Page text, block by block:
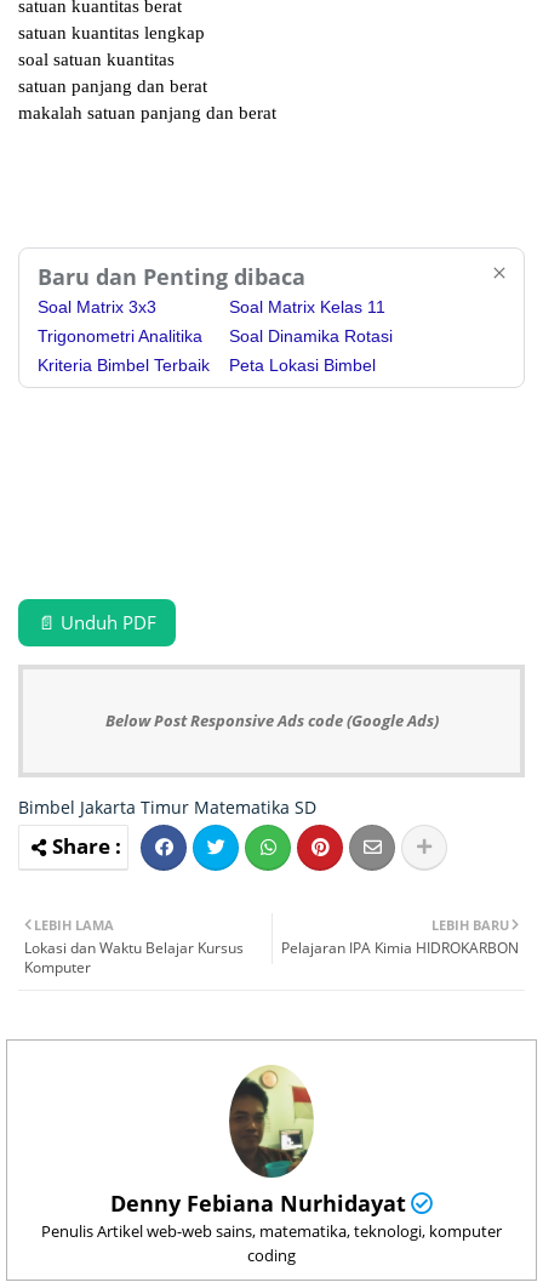
satuan kuantitas berat
satuan kuantitas lengkap
soal satuan kuantitas
satuan panjang dan berat
makalah satuan panjang dan berat
Baru dan Penting dibaca
Soal Matrix 3x3
Trigonometri Analitika
Kriteria Bimbel Terbaik
Soal Matrix Kelas 11
Soal Dinamika Rotasi
Peta Lokasi Bimbel
📄 Unduh PDF
Below Post Responsive Ads code (Google Ads)
Bimbel Jakarta Timur Matematika SD
LEBIH BARU
Pelajaran IPA Kimia HIDROKARBON
LEBIH LAMA
Lokasi dan Waktu Belajar Kursus
Komputer
Denny Febiana Nurhidayat
Penulis Artikel web-web sains, matematika, teknologi, komputer
coding